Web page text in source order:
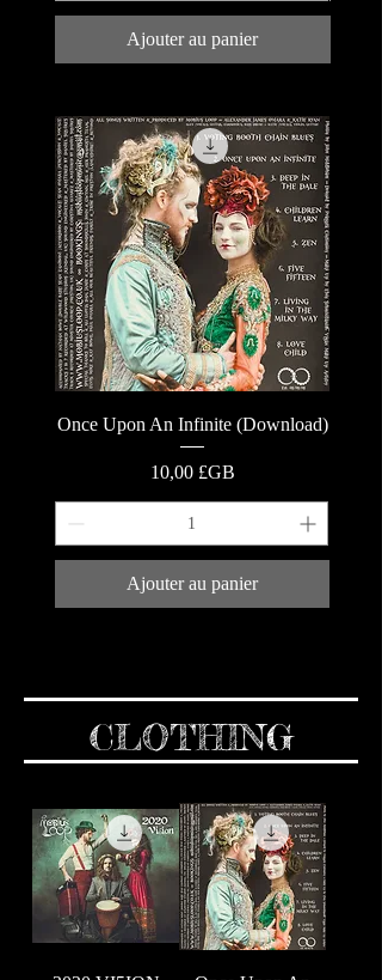
Ajouter au panier
Once Upon An Infinite (Download)
Prix
10,00 £GB
Ajouter au panier
CLOTHING